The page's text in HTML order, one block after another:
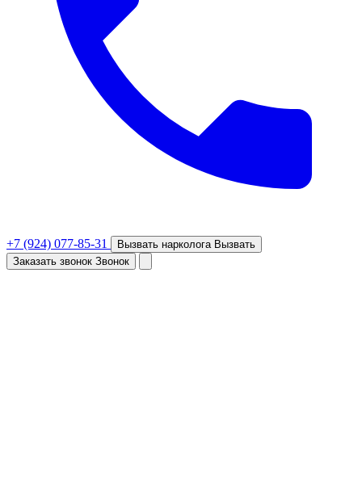
+7 (924) 077-85-31 Вызвать нарколога Вызвать
Заказать звонок Звонок